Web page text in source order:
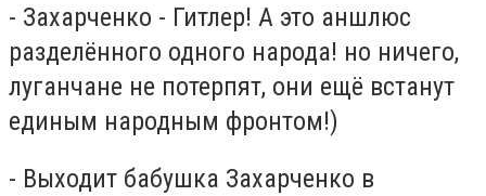
- Захарченко - Гитлер! А это аншлюс
разделённого одного народа! но ничего,
луганчане не потерпят, они ещё встанут
единым народным фронтом!)
- Выходит бабушка Захарченко в